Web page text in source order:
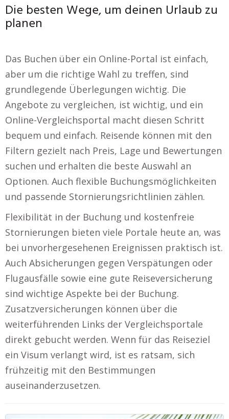
Die besten Wege, um deinen Urlaub zu
planen
Das Buchen über ein Online-Portal ist einfach,
aber um die richtige Wahl zu treffen, sind
grundlegende Überlegungen wichtig. Die
Angebote zu vergleichen, ist wichtig, und ein
Online-Vergleichsportal macht diesen Schritt
bequem und einfach. Reisende können mit den
Filtern gezielt nach Preis, Lage und Bewertungen
suchen und erhalten die beste Auswahl an
Optionen. Auch flexible Buchungsmöglichkeiten
und passende Stornierungsrichtlinien zählen.
Flexibilität in der Buchung und kostenfreie
Stornierungen bieten viele Portale heute an, was
bei unvorhergesehenen Ereignissen praktisch ist.
Auch Absicherungen gegen Verspätungen oder
Flugausfälle sowie eine gute Reiseversicherung
sind wichtige Aspekte bei der Buchung.
Zusatzversicherungen können über die
weiterführenden Links der Vergleichsportale
direkt gebucht werden. Wenn für das Reiseziel
ein Visum verlangt wird, ist es ratsam, sich
frühzeitig mit den Bestimmungen
auseinanderzusetzen.